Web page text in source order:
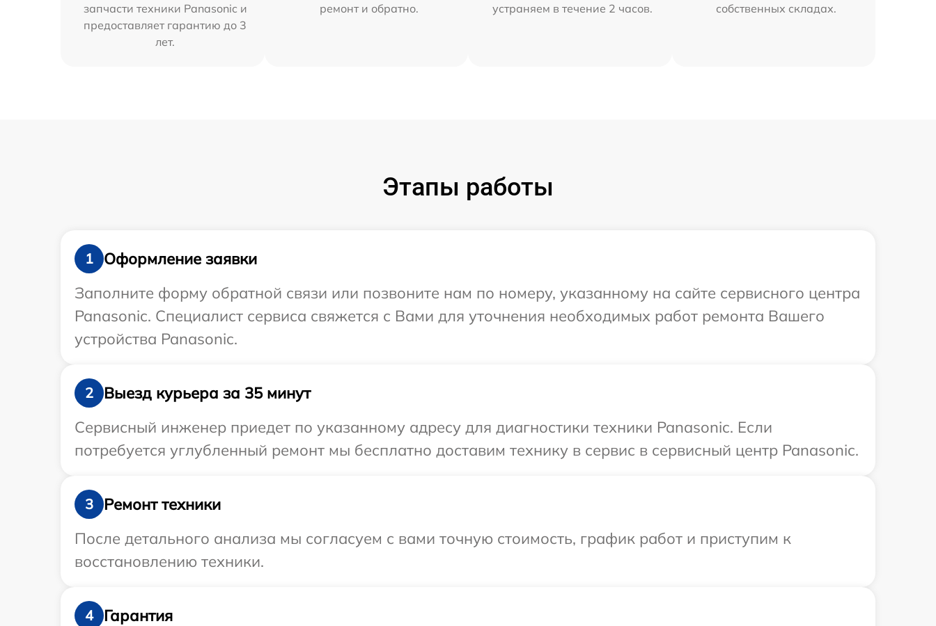
запчасти техники Panasonic и
предоставляет гарантию до 3
лет.
ремонт и обратно.
устраняем в течение 2 часов.
собственных складах.
Этапы работы
1
Оформление заявки
Заполните форму обратной связи или позвоните нам по номеру, указанному на сайте сервисного центра
Panasonic. Специалист сервиса свяжется с Вами для уточнения необходимых работ ремонта Вашего
устройства Panasonic.
2
Выезд курьера за 35 минут
Сервисный инженер приедет по указанному адресу для диагностики техники Panasonic. Если
потребуется углубленный ремонт мы бесплатно доставим технику в сервис в сервисный центр Panasonic.
3
Ремонт техники
После детального анализа мы согласуем с вами точную стоимость, график работ и приступим к
восстановлению техники.
4
Гарантия